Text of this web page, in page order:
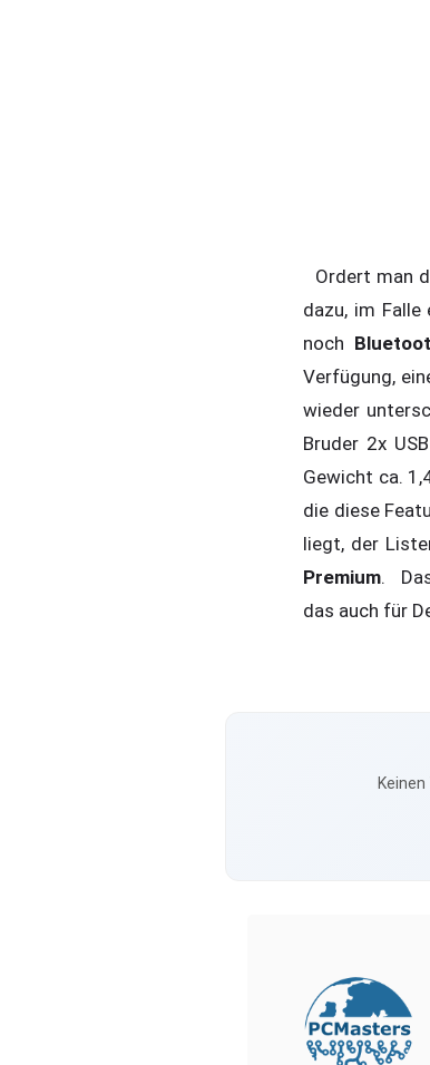
Ordert man
dazu, im Falle
noch
Verfügung,
wieder
Bruder 2x
Gewicht ca.
die diese
liegt, der
Premium.
das auch für